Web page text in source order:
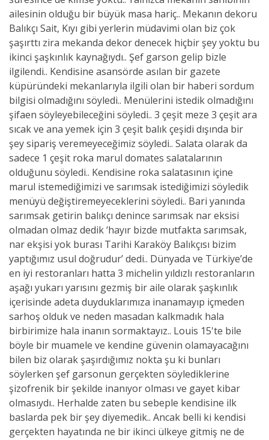
ailesinin olduğu bir büyük masa hariç.. Mekanın dekoru
Balıkçı Sait, Kıyı gibi yerlerin müdavimi olan biz çok
şaşırttı zira mekanda dekor denecek hiçbir şey yoktu bu
ikinci şaşkınlık kaynağıydı.. Şef garson gelip bizle
ilgilendi.. Kendisine asansörde asılan bir gazete
küpüründeki mekanlarıyla ilgili olan bir haberi sordum
bilgisi olmadığını söyledi.. Menülerini istedik olmadığını
şifaen söyleyebileceğini söyledi.. 3 çeşit meze 3 çeşit ara
sıcak ve ana yemek için 3 çeşit balık çeşidi dışında bir
şey sipariş veremeyeceğimiz söyledi.. Salata olarak da
sadece 1 çeşit roka marul domates salatalarının
olduğunu söyledi.. Kendisine roka salatasının içine
marul istemediğimizi ve sarımsak istediğimizi söyledik
menüyü değiştiremeyeceklerini söyledi.. Bari yanında
sarımsak getirin balıkçı denince sarımsak nar eksisi
olmadan olmaz dedik ‘hayır bizde mutfakta sarımsak,
nar ekşisi yok burası Tarihi Karaköy Balıkçısı bizim
yaptığımız usul doğrudur’ dedi.. Dünyada ve Türkiye’de
en iyi restoranları hatta 3 michelin yıldızlı restoranların
aşağı yukarı yarısını gezmiş bir aile olarak şaşkınlık
içerisinde adeta duyduklarımıza inanamayıp içmeden
sarhoş olduk ve neden masadan kalkmadık hala
birbirimize hala inanın sormaktayız.. Louis 15'te bile
böyle bir muamele ve kendine güvenin olamayacağını
bilen biz olarak şaşırdığımız nokta şu ki bunları
söylerken şef garsonun gerçekten söylediklerine
şizofrenik bir şekilde inanıyor olması ve gayet kibar
olmasıydı.. Herhalde zaten bu sebeple kendisine ilk
baslarda pek bir şey diyemedik.. Ancak belli ki kendisi
gerçekten hayatında ne bir ikinci ülkeye gitmiş ne de